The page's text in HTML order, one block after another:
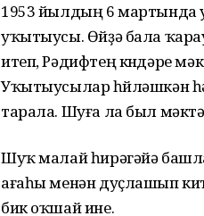
1953 йылдың 6 мартында
уҡытыусы. Өйҙә бала
итеп, Рәдифтең көндәре
Уҡытыусылар һөйләшкән
тарала. Шуға ла был
Шуҡ малай һирәгәйә
ағаһы менән дуҫлашып
бик оҡшай ине.